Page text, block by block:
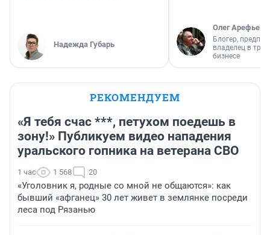
Надежда Губарь
Олег Арефьев
Блогер,
владелец в
бизнесе
РЕКОМЕНДУЕМ
«Я тебя счас ***, петухом поедешь в
зону!» Публикуем видео нападения
уральского гопника на ветерана СВО
1 час 1 568 20
«Уголовник я, родные со мной не общаются»: как
бывший «афганец» 30 лет живет в землянке посреди
леса под Рязанью